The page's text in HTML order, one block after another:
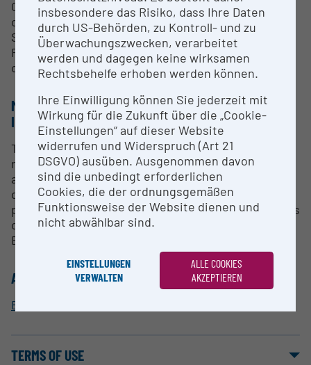
Cloud computing platform incl. storage and
compute capabilities
Support to software development and maintenance
Facilitation of cooperation within the EODC
cooperation network
METHODS & EXPERTISE FOR RESEARCH
INFRASTRUCTURE
The EODC infrastructure allows for the possibility to
remotely access one’s workspace from anywhere
and at the same time directly access all available
data without the need to download them to a
processing system. For an overview of the functions
of the infrastructure see the core facility "EODC
Earth Observation Data Centre".
ALLOCATION TO RESEARCH INFRASTRUCTURE
EODC Earth Observation Data Centre
TERMS OF USE
insbesondere das Risiko, dass Ihre Daten
durch US-Behörden, zu Kontroll- und zu
Überwachungszwecken, verarbeitet
werden und dagegen keine wirksamen
Rechtsbehelfe erhoben werden können.
Ihre Einwilligung können Sie jederzeit mit
Wirkung für die Zukunft über die „Cookie-
Einstellungen“ auf dieser Website
widerrufen und Widerspruch (Art 21
DSGVO) ausüben. Ausgenommen davon
sind die unbedingt erforderlichen
Cookies, die der ordnungsgemäßen
Funktionsweise der Website dienen und
nicht abwählbar sind.
EINSTELLUNGEN
VERWALTEN
ALLE COOKIES
AKZEPTIEREN